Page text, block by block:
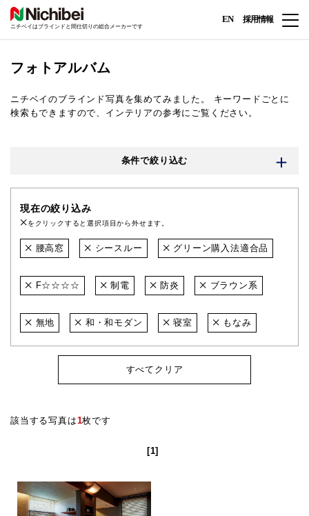
ニチベイはブラインドと間仕切りの総合メーカーです
EN 採用情報
フォトアルバム
ニチベイのブラインド写真を集めてみました。
キーワードごとに
検索もできますので、インテリアの参考にご覧ください。
条件で絞り込む
現在の絞り込み
をクリックすると選択項目から外せます。
腰高窓 シースルー グリーン購入法適合品
F☆☆☆☆ 制電 防炎 ブラウン系
無地 和・和モダン 寝室 もなみ
すべてクリア
該当する写真は1枚です
[1]